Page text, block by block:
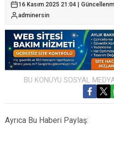
16 Kasım 2025 21:04 |
adminersin
BU KONUYU SOSYAL
Ayrıca Bu Haberi Paylaş: